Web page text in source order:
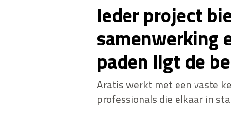
Ieder project
samenwerking
paden ligt de
Aratis werkt met een vaste
professionals die elkaar in